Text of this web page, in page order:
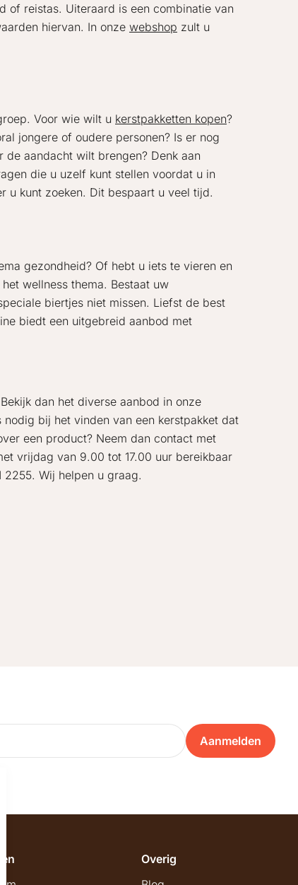
of reistas. Uiteraard is een combinatie van
hiervan. In onze webshop zult u
Voor wie wilt u kerstpakketten kopen?
jongere of oudere personen? Is er nog
aandacht wilt brengen? Denk aan
die u uzelf kunt stellen voordat u in
u kunt zoeken. Dit bespaart u veel tijd.
gezondheid? Of hebt u iets te vieren en
wellness thema. Bestaat uw
biertjes niet missen. Liefst de best
biedt een uitgebreid aanbod met
dan het diverse aanbod in onze
bij het vinden van een kerstpakket dat
een product? Neem dan contact met
vrijdag van 9.00 tot 17.00 uur bereikbaar
Wij helpen u graag.
Aanmelden
Overig